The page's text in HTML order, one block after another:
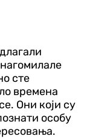
сте
времена
Они који су
особу